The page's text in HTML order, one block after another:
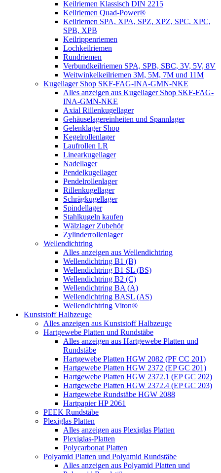
Keilriemen Klassisch DIN 2215
Keilriemen Quad-Power®
Keilriemen SPA, XPA, SPZ, XPZ, SPC, XPC,
SPB, XPB
Keilrippenriemen
Lochkeilriemen
Rundriemen
Verbundkeilriemen SPA, SPB, SBC, 3V, 5V, 8V
Weitwinkelkeilriemen 3M, 5M, 7M und 11M
Kugellager Shop SKF-FAG-INA-GMN-NKE
Alles anzeigen aus Kugellager Shop SKF-FAG-
INA-GMN-NKE
Axial Rillenkugellager
Gehäuselagereinheiten und Spannlager
Gelenklager Shop
Kegelrollenlager
Laufrollen LR
Linearkugellager
Nadellager
Pendelkugellager
Pendelrollenlager
Rillenkugellager
Schrägkugellager
Spindellager
Stahlkugeln kaufen
Wälzlager Zubehör
Zylinderrollenlager
Wellendichtring
Alles anzeigen aus Wellendichtring
Wellendichtring B1 (B)
Wellendichtring B1 SL (BS)
Wellendichtring B2 (C)
Wellendichtring BA (A)
Wellendichtring BASL (AS)
Wellendichtring Viton®
Kunststoff Halbzeuge
Alles anzeigen aus Kunststoff Halbzeuge
Hartgewebe Platten und Rundstäbe
Alles anzeigen aus Hartgewebe Platten und
Rundstäbe
Hartgewebe Platten HGW 2082 (PF CC 201)
Hartgewebe Platten HGW 2372 (EP GC 201)
Hartgewebe Platten HGW 2372.1 (EP GC 202)
Hartgewebe Platten HGW 2372.4 (EP GC 203)
Hartgewebe Rundstäbe HGW 2088
Hartpapier HP 2061
PEEK Rundstäbe
Plexiglas Platten
Alles anzeigen aus Plexiglas Platten
Plexiglas-Platten
Polycarbonat Platten
Polyamid Platten und Polyamid Rundstäbe
Alles anzeigen aus Polyamid Platten und